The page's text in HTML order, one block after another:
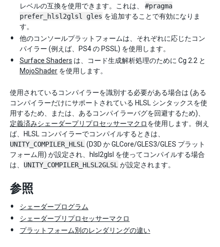
レベルの互換を使用できます。これは、 #pragma
prefer_hlsl2glsl gles を追加することで有効になりま
す。
他のコンソールプラットフォームは、それぞれに応じたコン
パイラー (例えば、PS4 の PSSL) を使用します。
Surface Shaders は、コード生成解析処理のために Cg 2.2 と
MojoShader を使用します。
使用されているコンパイラーを識別する必要がある場合は (ある
コンパイラーだけにサポートされている HLSL シンタックスを使
用するため、または、あるコンパイラーバグを回避するため)、
定義済みシェーダープリプロセッサーマクロを使用します。例え
ば、HLSL コンパイラーでコンパイルするときは、
UNITY_COMPILER_HLSL (D3D か GLCore/GLES3/GLES プラット
フォーム用) が設定され、hlsl2glsl を使ってコンパイルする場合
は、 UNITY_COMPILER_HLSL2GLSL が設定されます。
参照
シェーダープログラム
シェーダープリプロセッサーマクロ
プラットフォーム別のレンダリングの違い